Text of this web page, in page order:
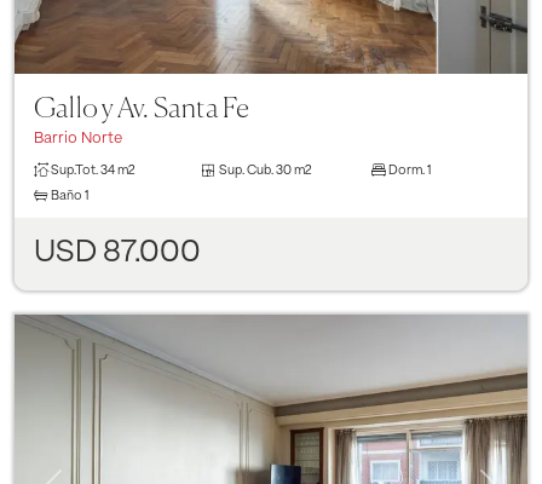
Gallo y Av. Santa Fe
Barrio Norte
Sup.Tot. 34 m2 Sup. Cub. 30 m2 Dorm. 1
Baño 1
USD 87.000
Previous Next